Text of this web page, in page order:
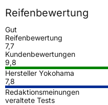
Reifenbewertung
Gut
Reifenbewertung
7,7
Kundenbewertungen
9,8
Hersteller Yokohama
7,8
Redaktionsmeinungen
veraltete Tests